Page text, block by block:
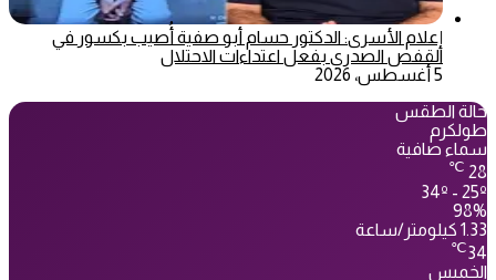
إعلام الأسرى: الدكتور حسام أبو صفية أُصيب بكسور في
القفص الصدري بفعل اعتداءات الاحتلال
5 أغسطس، 2026
حالة الطقس
طولكرم
سماء صافية
28
℃
34º - 25º
98%
1.33 كيلومتر/ساعة
34
℃
الخميس